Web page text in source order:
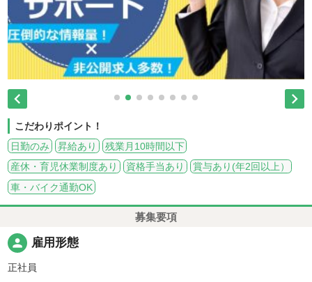
 
こだわりポイント！
日勤のみ
昇給あり
残業月10時間以下
産休・育児休業制度あり
資格手当あり
賞与あり(年2回以上）
車・バイク通勤OK
募集要項
person 雇用形態
正社員